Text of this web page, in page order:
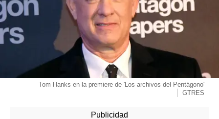
Tom Hanks en la premiere de 'Los archivos del Pentágono'
GTRES